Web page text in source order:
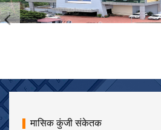
मासिक कुंजी संकेतक